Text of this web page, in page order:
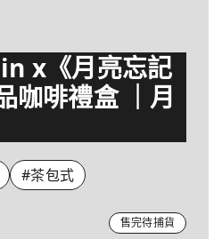
x《月亮忘記
咖啡禮盒 ｜月
#茶包式
售完待捕貨